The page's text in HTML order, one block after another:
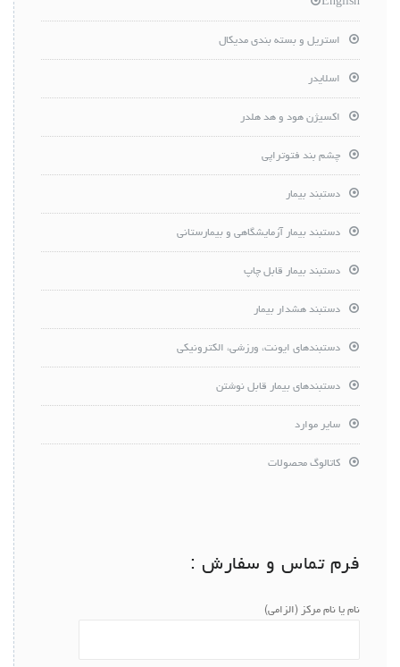
استریل و بسته بندی مدیکال
اسلایدر
اکسیژن هود و هد هلدر
چشم بند فتوتراپی
دستبند بیمار
دستبند بیمار آزمایشگاهی و بیمارستانی
دستبند بیمار قابل چاپ
دستبند هشدار بیمار
دستبندهای ایونت، ورزشی، الکترونیکی
دستبندهای بیمار قابل نوشتن
سایر موارد
کاتالوگ محصولات
فرم تماس و سفارش :
نام یا نام مرکز (الزامی)